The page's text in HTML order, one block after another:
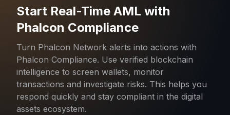
Start Real-Time AML with
Phalcon Compliance
Turn Phalcon Network alerts into actions with
Phalcon Compliance. Use verified blockchain
intelligence to screen wallets, monitor
transactions and investigate risks. This helps you
respond quickly and stay compliant in the digital
assets ecosystem.